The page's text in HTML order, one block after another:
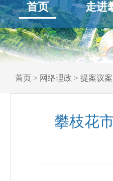
首页 走进
首页 > 网络理政 > 提案议
攀枝花